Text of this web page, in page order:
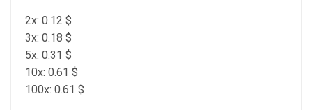
2x: 0.12 $
3x: 0.18 $
5x: 0.31 $
10x: 0.61 $
100x: 0.61 $